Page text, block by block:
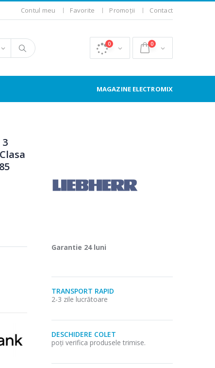
Contul meu Favorite Promoții Contact
0 0
MAGAZINE ELECTROMIX
Garantie 24 luni
TRANSPORT RAPID
2-3 zile lucrătoare
DESCHIDERE COLET
poți verifica produsele trimise.